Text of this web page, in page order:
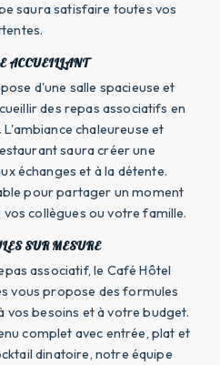
saura satisfaire toutes vos
ACCUEILLANT
d'une salle spacieuse et
des repas associatifs en
chaleureuse et
saura créer une
échanges et à la détente.
pour partager un moment
collègues ou votre famille.
SUR MESURE
associatif, le Café Hôtel
vous propose des formules
vos besoins et à votre budget.
complet avec entrée, plat et
dinatoire, notre équipe